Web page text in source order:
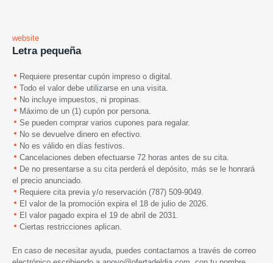
website
Letra pequeña
Requiere presentar cupón impreso o digital.
Todo el valor debe utilizarse en una visita.
No incluye impuestos, ni propinas.
Máximo de un (1) cupón por persona.
Se pueden comprar varios cupones para regalar.
No se devuelve dinero en efectivo.
No es válido en días festivos.
Cancelaciones deben efectuarse 72 horas antes de su cita.
De no presentarse a su cita perderá el depósito, más se le honrará
el precio anunciado.
Requiere cita previa y/o reservación (787) 509-9049.
El valor de la promoción expira el 18 de julio de 2026.
El valor pagado expira el 19 de abril de 2031.
Ciertas restricciones aplican.
En caso de necesitar ayuda, puedes contactarnos a través de correo